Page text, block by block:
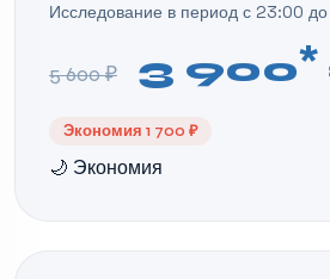
Исследование в период с 23:00
5 600 ₽ 3 900*
Экономия 1 700 ₽
🌙 Экономия